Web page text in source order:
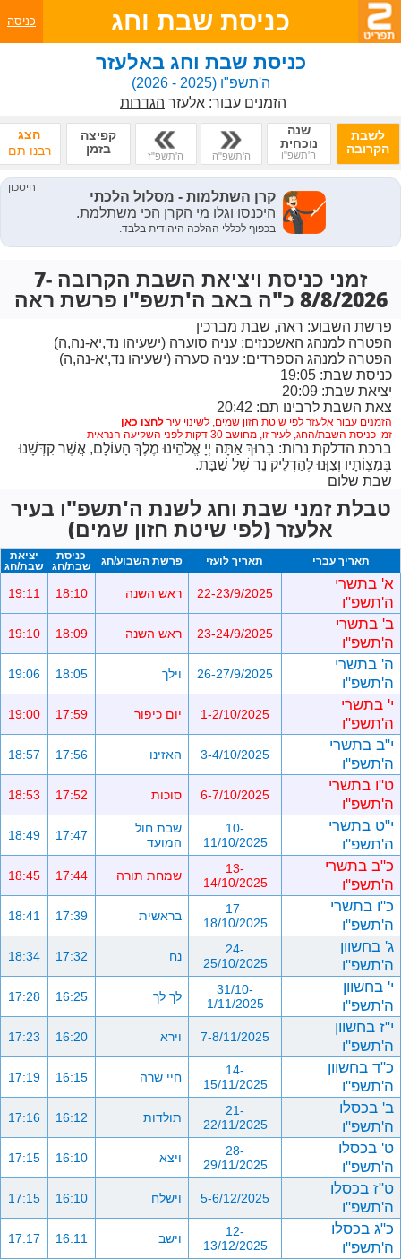
כניסת שבת וחג כניסה
כניסת שבת וחג באלעזר
ה'תשפ"ו(2025 - 2026)
הזמנים עבור: אלעזר הגדרות
לשבת
הקרובה
שנה
נוכחית
ה'תשפ"ו ה'תשפ"ה ה'תשפ"ז
קפיצה
בזמן
הצג
רבנו תם
זמני כניסת ויציאת השבת הקרובה 7-
8/8/2026 כ"ה באב ה'תשפ"ו פרשת ראה
פרשת השבוע: ראה, שבת מברכין
הפטרה למנהג האשכנזים: עניה סוערה (ישעיהו נד,יא-נה,ה)
הפטרה למנהג הספרדים: עניה סערה (ישעיהו נד,יא-נה,ה)
כניסת שבת: 19:05
יציאת שבת: 20:09
צאת השבת לרבינו תם: 20:42
הזמנים עבור אלעזר לפי שיטת חזון שמים, לשינוי עיר
זמן כניסת השבת/החג, לעיר זו, מחושב 30 דקות לפני השקיעה הנראית
ברכת הדלקת נרות: בָּרוּךְ אַתָּה יְיָ אֱלֹהֵינוּ מֶלֶךְ הָעוֹלָם, אֲשֶׁר קִדְּשָׁנוּ
בְּמִצְוֹתָיו וְצִוָּנוּ לְהַדְלִיק נֵר שֶׁל שַׁבָּת.
שבת שלום
טבלת זמני שבת וחג לשנת ה'תשפ"ו בעיר
אלעזר (לפי שיטת חזון שמים)
תאריך עברי תאריך לועזי פרשת השבוע/חג
כניסת
שבת/חג
יציאת
שבת/חג
א' בתשרי
ה'תשפ"ו
22-23/9/2025 ראש השנה 18:10
19:11
ב' בתשרי
ה'תשפ"ו
23-24/9/2025 ראש השנה 18:09
19:10
ה' בתשרי
ה'תשפ"ו
26-27/9/2025 וילך 18:05
19:06
י' בתשרי
ה'תשפ"ו
1-2/10/2025 יום כיפור 17:59
19:00
י"ב בתשרי
ה'תשפ"ו
3-4/10/2025 האזינו 17:56
18:57
ט"ו בתשרי
ה'תשפ"ו
6-7/10/2025 סוכות 17:52
18:53
י"ט בתשרי
ה'תשפ"ו
10-
11/10/2025
שבת חול
המועד
17:47
18:49
כ"ב בתשרי
ה'תשפ"ו
13-
14/10/2025
שמחת תורה 17:44
18:45
כ"ו בתשרי
ה'תשפ"ו
17-
18/10/2025
בראשית 17:39
18:41
ג' בחשוון
ה'תשפ"ו
24-
25/10/2025
נח 17:32
18:34
י' בחשוון
ה'תשפ"ו
31/10-
1/11/2025
לך לך 16:25
17:28
י"ז בחשוון
ה'תשפ"ו
7-8/11/2025 וירא 16:20
17:23
כ"ד בחשוון
ה'תשפ"ו
14-
15/11/2025
חיי שרה 16:15
17:19
ב' בכסלו
ה'תשפ"ו
21-
22/11/2025
תולדות 16:12
17:16
ט' בכסלו
ה'תשפ"ו
28-
29/11/2025
ויצא 16:10
17:15
ט"ז בכסלו
ה'תשפ"ו
5-6/12/2025 וישלח 16:10
17:15
כ"ג בכסלו
ה'תשפ"ו
12-
13/12/2025
וישב 16:11
17:17